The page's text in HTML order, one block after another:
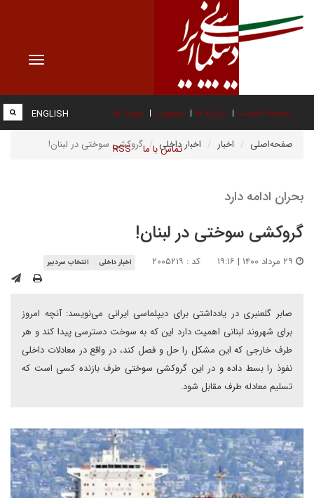
Toggle
صفحه نخست درباره ما عضویت پیوند ها
تماس با ما RSS
ENGLISH
صفحه‌اصلی اخبار اخبار داخلی گروکشی سوختی در لبنان!
بحران ادامه دارد
گروکشی سوختی در لبنان!
کد : ۲۰۰۵۲۱۹ اخبار داخلی انتخاب سردبیر
صابر گلعنبری در یادداشتی برای دیپلماسی ایرانی می‌نویسد: آنچه امروز
برای شهروند لبنانی اهمیت دارد این که به سوخت دسترسی پیدا کند و هر
طرف خارجی که این مشکل را حل و فصل کند، در واقع در معادلات داخلی
نفوذ را بسط داده و در این گروکشی سوختی طرف بازنده کسی است که
تسلیم معادله طرف مقابل شود.